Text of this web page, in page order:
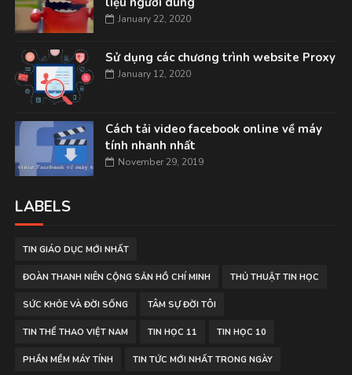
January 22, 2020
Sử dụng các chương trình website Proxy
January 12, 2020
Cách tải video facebook online về máy
tính nhanh nhất
November 29, 2019
LABELS
TIN GIÁO DỤC MỚI NHẤT
ĐOÀN THANH NIÊN CỘNG SẢN HỒ CHÍ MINH THỦ THUẬT TIN HỌC
SỨC KHỎE VÀ ĐỜI SỐNG TÂM SỰ ĐỜI TÔI
TIN THỂ THAO VIỆT NAM TIN HỌC 11 TIN HỌC 10
PHẦN MỀM MÁY TÍNH TIN TỨC MỚI NHẤT TRONG NGÀY